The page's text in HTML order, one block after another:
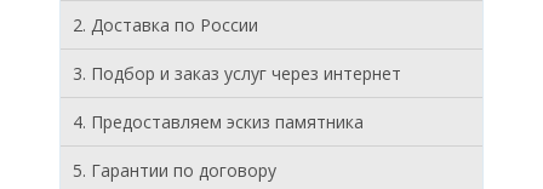
2. Доставка по России
3. Подбор и заказ услуг через интернет
4. Предоставляем эскиз памятника
5. Гарантии по договору